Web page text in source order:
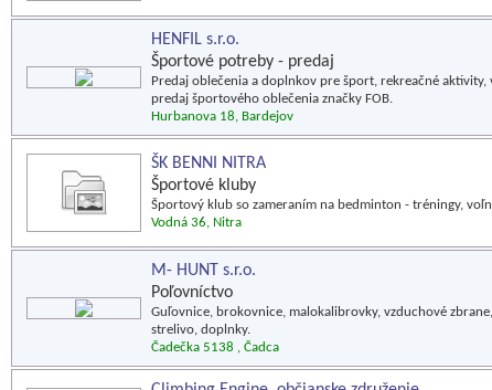
HENFIL s.r.o.
Športové potreby - predaj
Predaj oblečenia a doplnkov pre šport, rekreačné
predaj športového oblečenia značky FOB.
Hurbanova 18, Bardejov
ŠK BENNI NITRA
Športové kluby
Športový klub so zameraním na bedminton - tréningy,
Vodná 36, Nitra
M- HUNT s.r.o.
Poľovníctvo
Guľovnice, brokovnice, malokalibrovky, vzduchové
strelivo, doplnky.
Čadečka 5138 , Čadca